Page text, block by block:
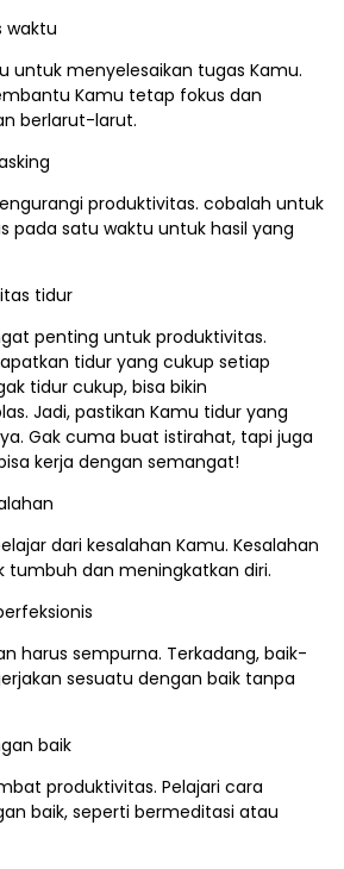
waktu
untuk menyelesaikan tugas Kamu.
Kamu tetap fokus dan
berlarut-larut.
produktivitas. cobalah untuk
pada satu waktu untuk hasil yang
tidur
penting untuk produktivitas.
tidur yang cukup setiap
tidur cukup, bisa bikin
Jadi, pastikan Kamu tidur yang
Gak cuma buat istirahat, tapi juga
kerja dengan semangat!
dari kesalahan Kamu. Kesalahan
tumbuh dan meningkatkan diri.
harus sempurna. Terkadang, baik-
sesuatu dengan baik tanpa
baik
produktivitas. Pelajari cara
baik, seperti bermeditasi atau